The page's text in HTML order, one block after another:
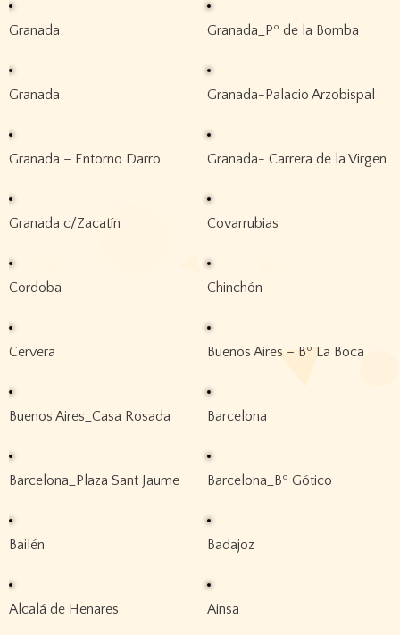
Granada Granada_Pº de la Bomba
Granada Granada-Palacio Arzobispal
Granada – Entorno Darro Granada- Carrera de la Virgen
Granada c/Zacatín Covarrubias
Cordoba Chinchón
Cervera Buenos Aires – Bº La Boca
Buenos Aires_Casa Rosada Barcelona
Barcelona_Plaza Sant Jaume Barcelona_Bº Gótico
Bailén Badajoz
Alcalá de Henares Ainsa